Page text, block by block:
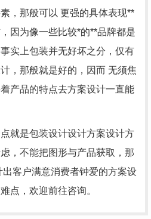
，那般可以 更强的具体表现**
因为像一些比较*的**品牌都是
实上包装并无好坏之分，仅有
，那般就是好的，因而 无须焦
产品的特点去方案设计一直能
是包装设计设计方案设计方
，不能把图形与产品获取，那
客户满意消费者钟爱的方案设
点，欢迎前往咨询。